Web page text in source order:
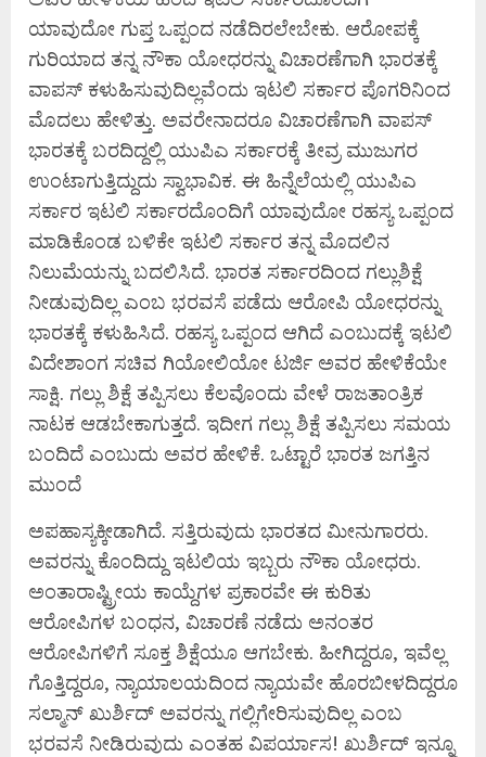
ಯಾವುದೋ ಗುಪ್ತ ಒಪ್ಪಂದ ನಡೆದಿರಲೇಬೇಕು. ಆರೋಪಕ್ಕೆ
ಗುರಿಯಾದ ತನ್ನ ನೌಕಾ ಯೋಧರನ್ನು ವಿಚಾರಣೆಗಾಗಿ ಭಾರತಕ್ಕೆ
ವಾಪಸ್‌ ಕಳುಹಿಸುವುದಿಲ್ಲವೆಂದು ಇಟಲಿ ಸರ್ಕಾರ ಪೊಗರಿನಿಂದ
ಮೊದಲು ಹೇಳಿತ್ತು. ಅವರೇನಾದರೂ ವಿಚಾರಣೆಗಾಗಿ ವಾಪಸ್‌
ಭಾರತಕ್ಕೆ ಬರದಿದ್ದಲ್ಲಿ ಯುಪಿಎ ಸರ್ಕಾರಕ್ಕೆ ತೀವ್ರ ಮುಜುಗರ
ಉಂಟಾಗುತ್ತಿದ್ದುದು ಸ್ವಾಭಾವಿಕ. ಈ ಹಿನ್ನೆಲೆಯಲ್ಲಿ ಯುಪಿಎ
ಸರ್ಕಾರ ಇಟಲಿ ಸರ್ಕಾರದೊಂದಿಗೆ ಯಾವುದೋ ರಹಸ್ಯ ಒಪ್ಪಂದ
ಮಾಡಿಕೊಂಡ ಬಳಿಕೇ ಇಟಲಿ ಸರ್ಕಾರ ತನ್ನ ಮೊದಲಿನ
ನಿಲುಮೆಯನ್ನು ಬದಲಿಸಿದೆ. ಭಾರತ ಸರ್ಕಾರದಿಂದ ಗಲ್ಲುಶಿಕ್ಷೆ
ನೀಡುವುದಿಲ್ಲ ಎಂಬ ಭರವಸೆ ಪಡೆದು ಆರೋಪಿ ಯೋಧರನ್ನು
ಭಾರತಕ್ಕೆ ಕಳುಹಿಸಿದೆ. ರಹಸ್ಯ ಒಪ್ಪಂದ ಆಗಿದೆ ಎಂಬುದಕ್ಕೆ ಇಟಲಿ
ವಿದೇಶಾಂಗ ಸಚಿವ ಗಿಯೋಲಿಯೋ ಟರ್ಜಿ ಅವರ ಹೇಳಿಕೆಯೇ
ಸಾಕ್ಷಿ. ಗಲ್ಲು ಶಿಕ್ಷೆ ತಪ್ಪಿಸಲು ಕೆಲವೊಂದು ವೇಳೆ ರಾಜತಾಂತ್ರಿಕ
ನಾಟಕ ಆಡಬೇಕಾಗುತ್ತದೆ. ಇದೀಗ ಗಲ್ಲು ಶಿಕ್ಷೆ ತಪ್ಪಿಸಲು ಸಮಯ
ಬಂದಿದೆ ಎಂಬುದು ಅವರ ಹೇಳಿಕೆ. ಒಟ್ಟಾರೆ ಭಾರತ ಜಗತ್ತಿನ
ಮುಂದೆ
ಅಪಹಾಸ್ಯಕ್ಕೀಡಾಗಿದೆ. ಸತ್ತಿರುವುದು ಭಾರತದ ಮೀನುಗಾರರು.
ಅವರನ್ನು ಕೊಂದಿದ್ದು ಇಟಲಿಯ ಇಬ್ಬರು ನೌಕಾ ಯೋಧರು.
ಅಂತಾರಾಷ್ಟ್ರೀಯ ಕಾಯ್ದೆಗಳ ಪ್ರಕಾರವೇ ಈ ಕುರಿತು
ಆರೋಪಿಗಳ ಬಂಧನ, ವಿಚಾರಣೆ ನಡೆದು ಅನಂತರ
ಆರೋಪಿಗಳಿಗೆ ಸೂಕ್ತ ಶಿಕ್ಷೆಯೂ ಆಗಬೇಕು. ಹೀಗಿದ್ದರೂ, ಇವೆಲ್ಲ
ಗೊತ್ತಿದ್ದರೂ, ನ್ಯಾಯಾಲಯದಿಂದ ನ್ಯಾಯವೇ ಹೊರಬೀಳದಿದ್ದರೂ
ಸಲ್ಮಾನ್‌ ಖುರ್ಶಿದ್‌ ಅವರನ್ನು ಗಲ್ಲಿಗೇರಿಸುವುದಿಲ್ಲ ಎಂಬ
ಭರವಸೆ ನೀಡಿರುವುದು ಎಂತಹ ವಿಪರ್ಯಾಸ! ಖುರ್ಶಿದ್‌ ಇನ್ನೂ